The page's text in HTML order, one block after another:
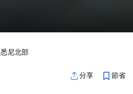
悉尼北部
分享 節省